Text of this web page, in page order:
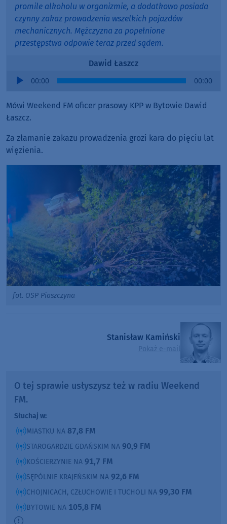
promile alkoholu w organizmie, a dodatkowo posiada
czynny zakaz prowadzenia wszelkich pojazdów
mechanicznych. Mężczyzna za popełnione
przestępstwa odpowie teraz przed sądem.
Dawid Łaszcz
Audio
00:00 00:00
Mówi Weekend FM oficer prasowy KPP w Bytowie Dawid
Łaszcz.
Za złamanie zakazu prowadzenia grozi kara do pięciu lat
więzienia.
fot. OSP Piaszczyna
Stanisław Kamiński
Pokaż e-mail
O tej sprawie usłyszysz też w radiu Weekend
FM.
Słuchaj w:
MIASTKU NA 87,8 FM
STAROGARDZIE GDAŃSKIM NA 90,9 FM
KOŚCIERZYNIE NA 91,7 FM
SĘPÓLNIE KRAJEŃSKIM NA 92,6 FM
CHOJNICACH, CZŁUCHOWIE I TUCHOLI NA 99,30 FM
BYTOWIE NA 105,8 FM